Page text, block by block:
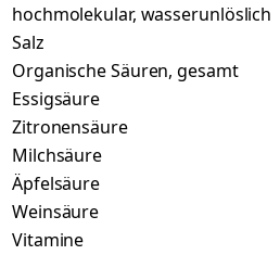
hochmolekular, wasserunlöslich
Salz
Organische Säuren, gesamt
Essigsäure
Zitronensäure
Milchsäure
Äpfelsäure
Weinsäure
Vitamine